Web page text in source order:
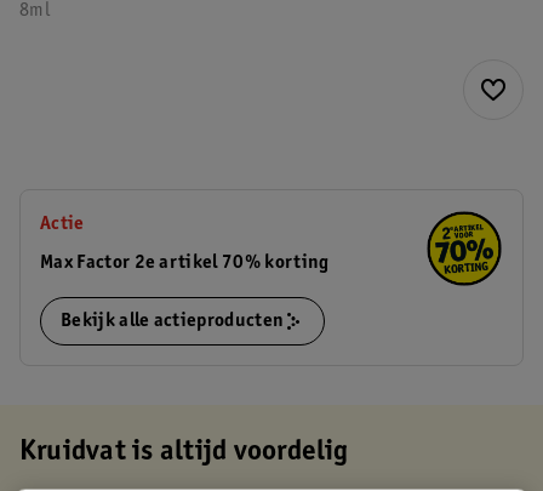
8ml
Actie
Max Factor 2e artikel 70% korting
Bekijk alle actieproducten
Kruidvat is altijd voordelig